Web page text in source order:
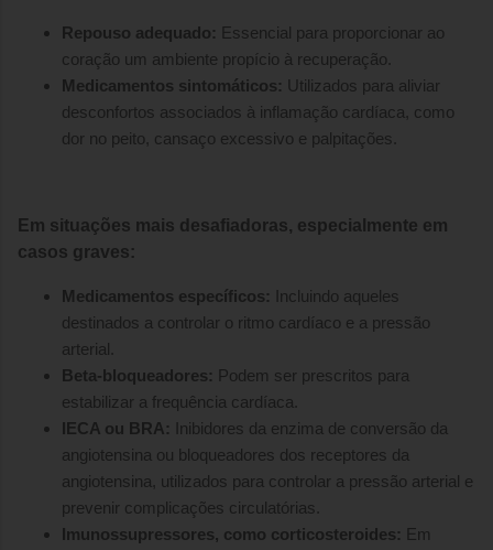
Repouso adequado: Essencial para proporcionar ao
coração um ambiente propício à recuperação.
Medicamentos sintomáticos: Utilizados para aliviar
desconfortos associados à inflamação cardíaca, como
dor no peito, cansaço excessivo e palpitações.
Em situações mais desafiadoras, especialmente em
casos graves:
Medicamentos específicos:
Incluindo aqueles
destinados a controlar o ritmo cardíaco e a pressão
arterial.
Beta-bloqueadores: Podem ser prescritos para
estabilizar a frequência cardíaca.
IECA ou BRA:
Inibidores da enzima de conversão da
angiotensina ou bloqueadores dos receptores da
angiotensina, utilizados para controlar a pressão arterial e
prevenir complicações circulatórias.
Imunossupressores, como corticosteroides: Em